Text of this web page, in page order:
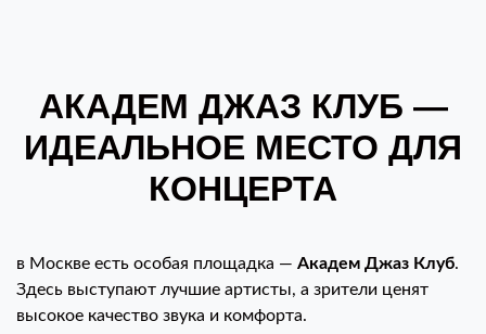
АКАДЕМ ДЖАЗ КЛУБ —
ИДЕАЛЬНОЕ МЕСТО ДЛЯ
КОНЦЕРТА
в Москве есть особая площадка — Академ Джаз Клуб.
Здесь выступают лучшие артисты, а зрители ценят
высокое качество звука и комфорта.